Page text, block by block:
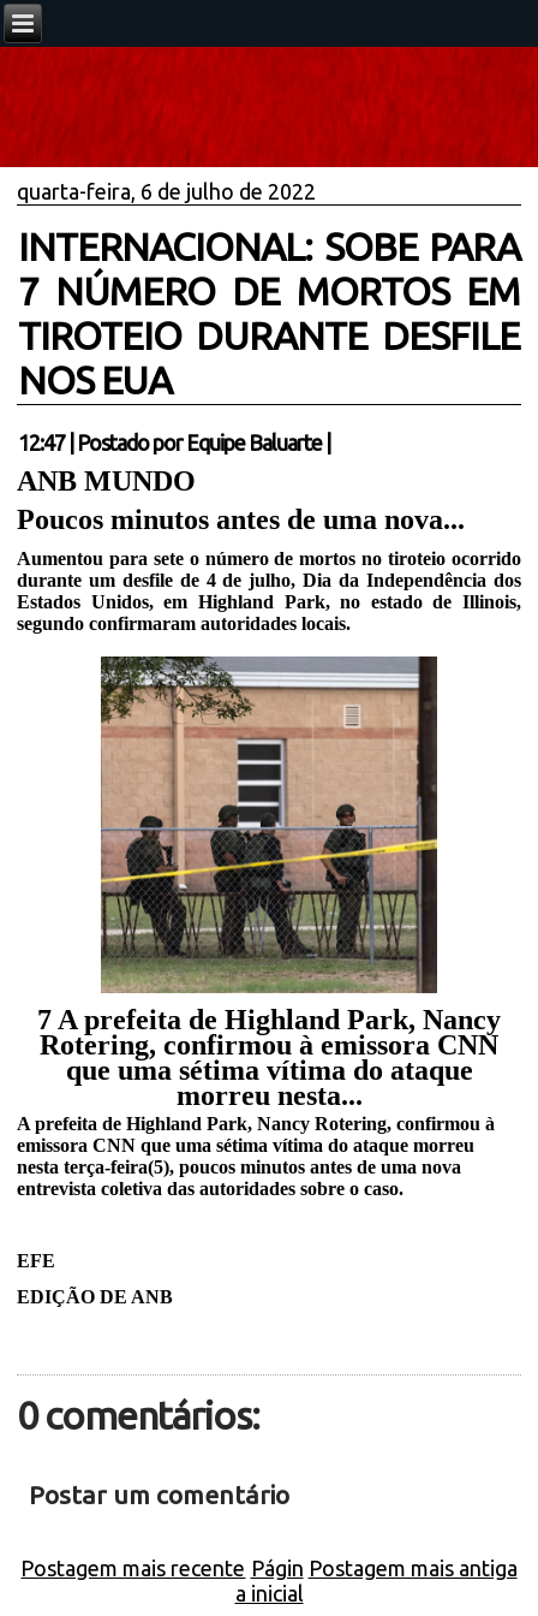
quarta-feira, 6 de julho de 2022
INTERNACIONAL: SOBE PARA
7 NÚMERO DE MORTOS EM
TIROTEIO DURANTE DESFILE
NOS EUA
12:47| Postado por Equipe Baluarte
ANB MUNDO
Poucos minutos antes de uma nova...
Aumentou para sete o número de mortos no tiroteio ocorrido
durante um desfile de 4 de julho, Dia da Independência dos
Estados Unidos, em Highland Park, no estado de Illinois,
segundo confirmaram autoridades locais.
7 A prefeita de Highland Park, Nancy
Rotering, confirmou à emissora CNN
que uma sétima vítima do ataque
morreu nesta...
A prefeita de Highland Park, Nancy Rotering, confirmou à
emissora CNN que uma sétima vítima do ataque morreu
nesta terça-feira(5), poucos minutos antes de uma nova
entrevista coletiva das autoridades sobre o caso.
EFE
EDIÇÃO DE ANB
0 comentários:
Postar um comentário
Postagem mais recente Postagem mais antiga
Págin
a inicial